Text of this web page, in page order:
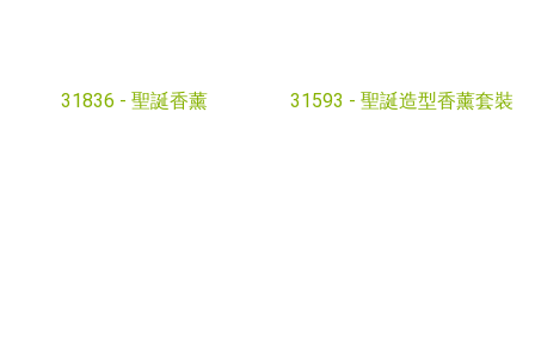
31836 - 聖誕香薰 31593 - 聖誕造型香薰套裝